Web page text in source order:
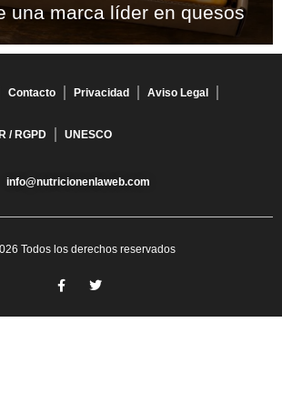
una marca líder en quesos
Contacto Privacidad Aviso Legal
/ RGPD UNESCO
info@nutricionenlaweb.com
Todos los derechos reservados